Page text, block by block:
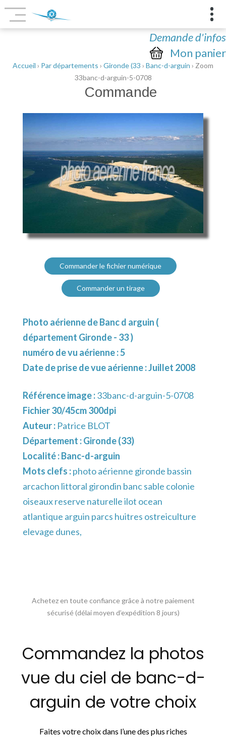
Demande d'infos
Mon panier
Accueil › Par départements › Gironde (33 › Banc-d-arguin › Zoom
33banc-d-arguin-5-0708
Commande
Commander le fichier numérique
Commander un tirage
Photo aérienne de Banc d arguin (
département Gironde - 33 )
numéro de vu aérienne : 5
Date de prise de vue aérienne : Juillet 2008
Référence image :33banc-d-arguin-5-0708
Fichier 30/45cm 300dpi
Auteur : Patrice BLOT
Département :Gironde (33)
Localité :Banc-d-arguin
Mots clefs :photo aérienne gironde bassin
arcachon littoral girondin banc sable colonie
oiseaux reserve naturelle ilot ocean
atlantique arguin parcs huitres ostreiculture
elevage dunes,
Achetez en toute confiance grâce à notre paiement
sécurisé (délai moyen d’expédition 8 jours)
Commandez la photos
vue du ciel de banc-d-
arguin de votre choix
Faites votre choix dans l’une des plus riches